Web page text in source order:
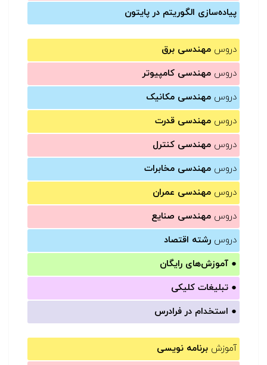
پیاده‌سازی الگوریتم در پایتون
دروس مهندسی برق
دروس مهندسی کامپیوتر
دروس مهندسی مکانیک
دروس مهندسی قدرت
دروس مهندسی کنترل
دروس مهندسی مخابرات
دروس مهندسی عمران
دروس مهندسی صنایع
دروس رشته اقتصاد
● آموزش‌های رایگان
● تبلیغات کلیکی
● استخدام در فرادرس
آموزش برنامه نویسی